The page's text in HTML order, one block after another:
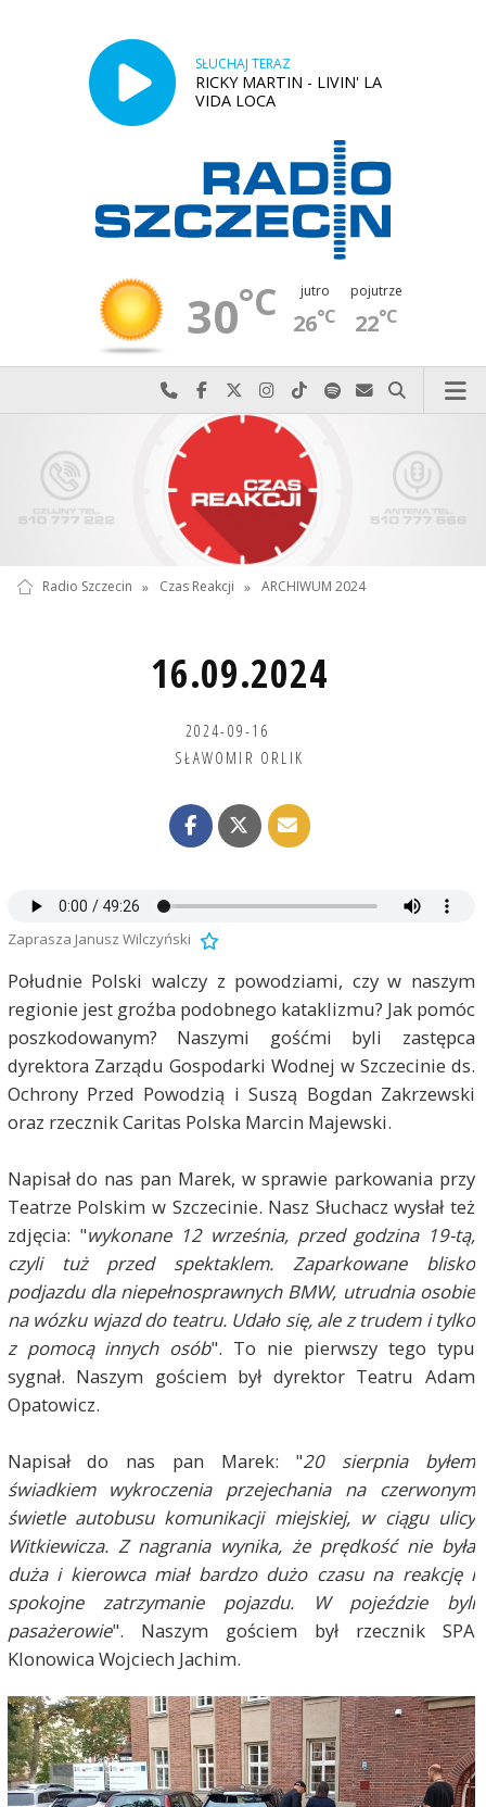
SŁUCHAJ TERAZ
RICKY MARTIN - LIVIN' LA
VIDA LOCA
30°C jutro
26°C
pojutrze
22°C
Najlepiej po prostu do nas zadzwoń
Odwiedź nas na Facebook-u
Odwiedź nas na X
Odwiedź nas na Instagram-ie
Odwiedź nas na TikTok-u
Szukaj nas na Spotify
Wyślij do nas
Szukaj
Radio Szczecin » Czas Reakcji » ARCHIWUM 2024
16.09.2024
2024-09-16
SŁAWOMIR ORLIK
Zaprasza Janusz Wilczyński
Południe Polski walczy z powodziami, czy w naszym
regionie jest groźba podobnego kataklizmu? Jak pomóc
poszkodowanym? Naszymi gośćmi byli zastępca
dyrektora Zarządu Gospodarki Wodnej w Szczecinie ds.
Ochrony Przed Powodzią i Suszą Bogdan Zakrzewski
oraz rzecznik Caritas Polska Marcin Majewski.
Napisał do nas pan Marek, w sprawie parkowania przy
Teatrze Polskim w Szczecinie. Nasz Słuchacz wysłał też
zdjęcia: "wykonane 12 września, przed godzina 19-tą,
czyli tuż przed spektaklem. Zaparkowane blisko
podjazdu dla niepełnosprawnych BMW, utrudnia osobie
na wózku wjazd do teatru. Udało się, ale z trudem i tylko
z pomocą innych osób". To nie pierwszy tego typu
sygnał. Naszym gościem był dyrektor Teatru Adam
Opatowicz.
Napisał do nas pan Marek: "20 sierpnia byłem
świadkiem wykroczenia przejechania na czerwonym
świetle autobusu komunikacji miejskiej, w ciągu ulicy
Witkiewicza. Z nagrania wynika, że prędkość nie była
duża i kierowca miał bardzo dużo czasu na reakcję i
spokojne zatrzymanie pojazdu. W pojeździe byli
pasażerowie". Naszym gościem był rzecznik SPA
Klonowica Wojciech Jachim.